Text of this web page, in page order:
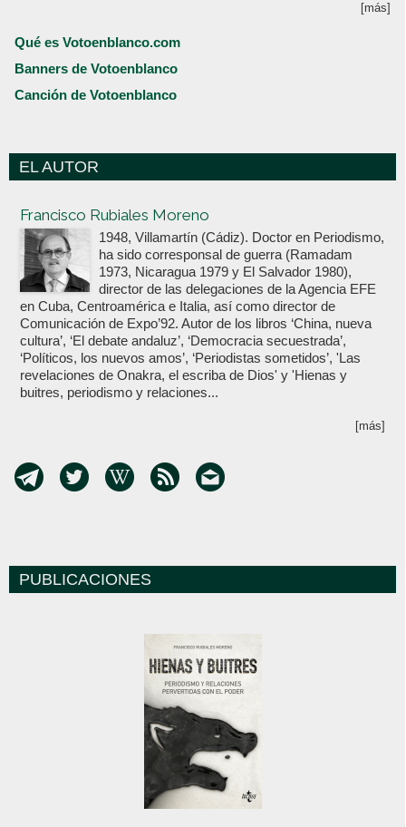
[más]
Qué es Votoenblanco.com
Banners de Votoenblanco
Canción de Votoenblanco
EL AUTOR
Francisco Rubiales Moreno
1948, Villamartín (Cádiz). Doctor en Periodismo,
ha sido corresponsal de guerra (Ramadam
1973, Nicaragua 1979 y El Salvador 1980),
director de las delegaciones de la Agencia EFE
en Cuba, Centroamérica e Italia, así como director de
Comunicación de Expo’92. Autor de los libros ‘China, nueva
cultura’, ‘El debate andaluz’, ‘Democracia secuestrada’,
‘Políticos, los nuevos amos’, ‘Periodistas sometidos’, 'Las
revelaciones de Onakra, el escriba de Dios' y 'Hienas y
buitres, periodismo y relaciones...
[más]
PUBLICACIONES